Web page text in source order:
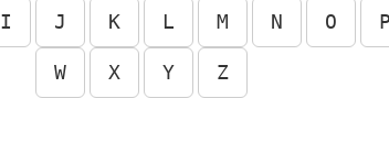
I J K L M N O
W X Y Z